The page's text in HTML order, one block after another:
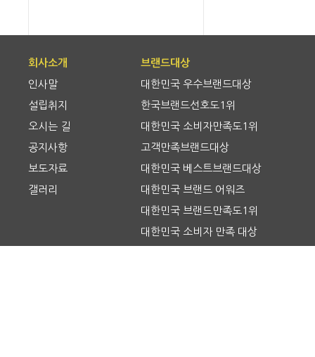
회사소개
인사말
설립취지
오시는 길
공지사항
보도자료
갤러리
브랜드대상
대한민국 우수브랜드대상
한국브랜드선호도1위
대한민국 소비자만족도1위
고객만족브랜드대상
대한민국 베스트브랜드대상
대한민국 브랜드 어워즈
대한민국 브랜드만족도1위
대한민국 소비자 만족 대상